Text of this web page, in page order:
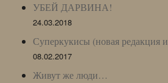
УБЕЙ ДАРВИНА!
24.03.2018
Суперкукисы (новая редакция
08.02.2017
Живут же люди…